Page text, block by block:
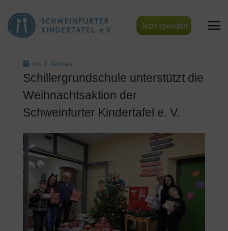
Jetzt spenden
vor 2 Jahren
Schillergrundschule unterstützt die
Weihnachtsaktion der
Schweinfurter Kindertafel e. V.